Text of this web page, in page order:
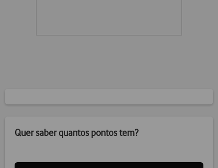
Quer saber quantos pontos tem?